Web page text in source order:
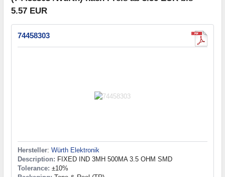
5.57 EUR
74458303
Hersteller: Würth Elektronik
Description: FIXED IND 3MH 500MA 3.5 OHM SMD
Tolerance: ±10%